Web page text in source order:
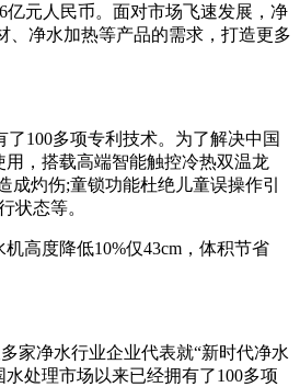
亿元人民币。面对市场飞速发展，净
、净水加热等产品的需求，打造更多
100多项专利技术。为了解决中国
，搭载高端智能触控冷热双温龙
灼伤;童锁功能杜绝儿童误操作引
状态等。
高度降低10%仅43cm，体积节省
家净水行业企业代表就“新时代净水
处理市场以来已经拥有了100多项